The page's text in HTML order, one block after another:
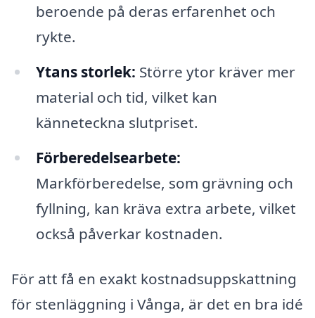
beroende på deras erfarenhet och
rykte.
Ytans storlek: Större ytor kräver mer
material och tid, vilket kan
känneteckna slutpriset.
Förberedelsearbete:
Markförberedelse, som grävning och
fyllning, kan kräva extra arbete, vilket
också påverkar kostnaden.
För att få en exakt kostnadsuppskattning
för stenläggning i Vånga, är det en bra idé